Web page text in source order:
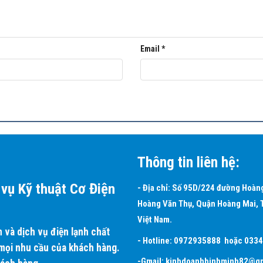
đầu trên thế giới. Daikin nổi tiếng với dòng điều hòa thương
Model
là thương hiệu điều hòa hàng đầu Nhật
nên sản phẩm điều hòa áp trần Daikin mang lại những giá trị
biệt đồng bộ với nhiều Model khác nhau tạo nên tính linh hoạt
gió không nghiêng khiến cho bụi bẩn không thể bám dính và tránh
Email *
Kỹ thuật Cơ Điện
và dịch vụ điện lạnh chất
nhu cầu của khách hàng.
Thông tin liên hệ:
- Địa chỉ: Số 95D/224 đường
Hoàng Văn Thụ, Quận Hoàng Mai,
Việt Nam.
- Hotline: 0972935888 hoặc